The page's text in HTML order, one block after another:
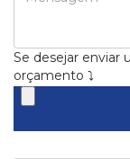
Se desejar enviar
orçamento ⤵